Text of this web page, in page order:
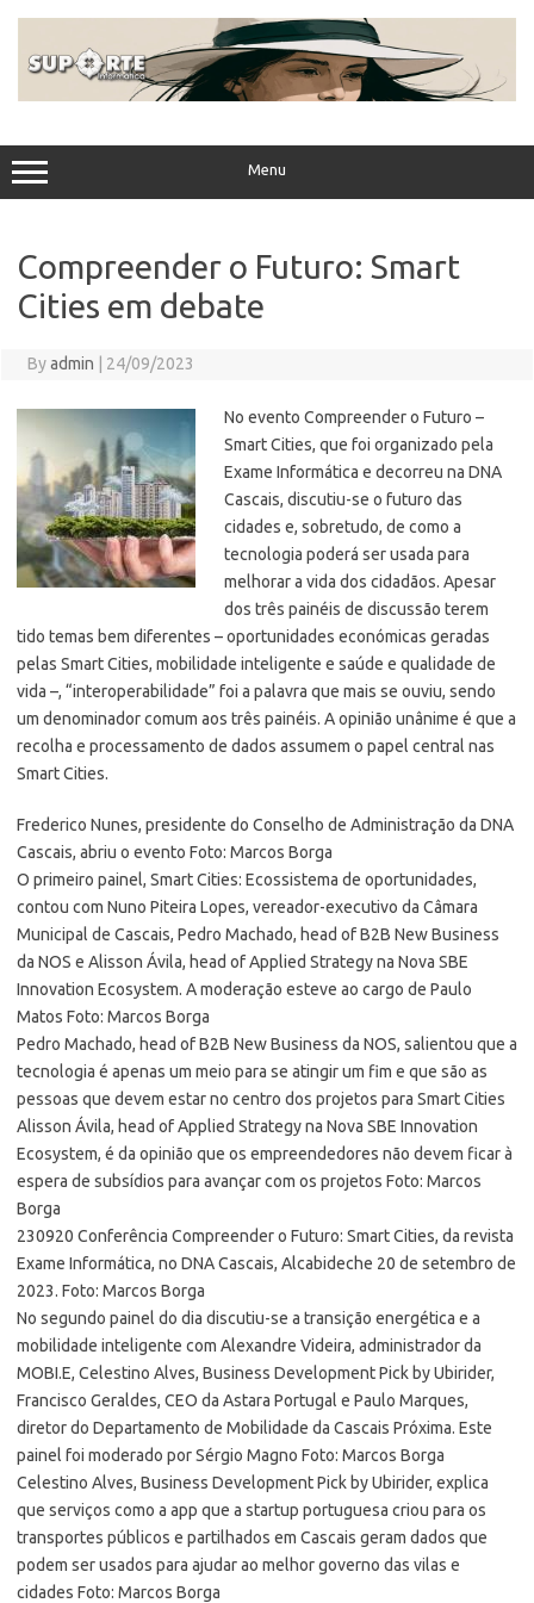
Menu
Compreender o Futuro: Smart
Cities em debate
Byadmin 24/09/2023
No evento Compreender o Futuro –
Smart Cities, que foi organizado pela
Exame Informática e decorreu na DNA
Cascais, discutiu-se o futuro das
cidades e, sobretudo, de como a
tecnologia poderá ser usada para
melhorar a vida dos cidadãos. Apesar
dos três painéis de discussão terem
tido temas bem diferentes – oportunidades económicas geradas
pelas Smart Cities, mobilidade inteligente e saúde e qualidade de
vida –, “interoperabilidade” foi a palavra que mais se ouviu, sendo
um denominador comum aos três painéis. A opinião unânime é que a
recolha e processamento de dados assumem o papel central nas
Smart Cities.
Frederico Nunes, presidente do Conselho de Administração da DNA
Cascais, abriu o evento Foto: Marcos Borga
O primeiro painel, Smart Cities: Ecossistema de oportunidades,
contou com Nuno Piteira Lopes, vereador-executivo da Câmara
Municipal de Cascais, Pedro Machado, head of B2B New Business
da NOS e Alisson Ávila, head of Applied Strategy na Nova SBE
Innovation Ecosystem. A moderação esteve ao cargo de Paulo
Matos Foto: Marcos Borga
Pedro Machado, head of B2B New Business da NOS, salientou que a
tecnologia é apenas um meio para se atingir um fim e que são as
pessoas que devem estar no centro dos projetos para Smart Cities
Alisson Ávila, head of Applied Strategy na Nova SBE Innovation
Ecosystem, é da opinião que os empreendedores não devem ficar à
espera de subsídios para avançar com os projetos Foto: Marcos
Borga
230920 Conferência Compreender o Futuro: Smart Cities, da revista
Exame Informática, no DNA Cascais, Alcabideche 20 de setembro de
2023. Foto: Marcos Borga
No segundo painel do dia discutiu-se a transição energética e a
mobilidade inteligente com Alexandre Videira, administrador da
MOBI.E, Celestino Alves, Business Development Pick by Ubirider,
Francisco Geraldes, CEO da Astara Portugal e Paulo Marques,
diretor do Departamento de Mobilidade da Cascais Próxima. Este
painel foi moderado por Sérgio Magno Foto: Marcos Borga
Celestino Alves, Business Development Pick by Ubirider, explica
que serviços como a app que a startup portuguesa criou para os
transportes públicos e partilhados em Cascais geram dados que
podem ser usados para ajudar ao melhor governo das vilas e
cidades Foto: Marcos Borga